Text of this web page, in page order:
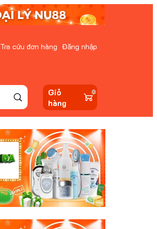
Tra cứu đơn hàng Đăng nhập
0
Giỏ
hàng